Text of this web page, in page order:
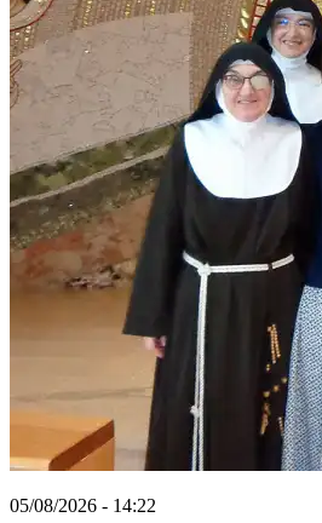
05/08/2026 - 14:22